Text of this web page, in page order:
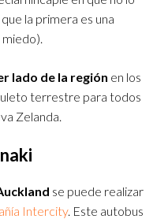
la primera es una
lado de la región en los
terrestre para todos
Zelanda.
se puede realizar
Intercity. Este autobus